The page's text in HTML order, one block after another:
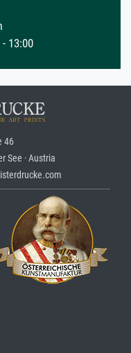
13:00
46
See · Austria